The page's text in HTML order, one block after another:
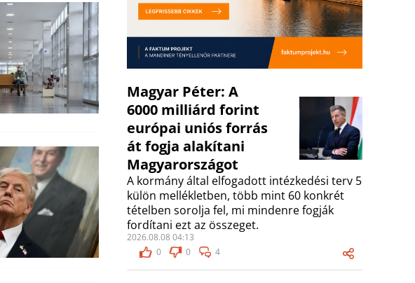
Magyar Péter: A
6000 milliárd forint
európai uniós forrás
át fogja alakítani
Magyarországot
A kormány által elfogadott intézkedési terv 5
külön mellékletben, több mint 60 konkrét
tételben sorolja fel, mi mindenre fogják
fordítani ezt az összeget.
2026.08.08 04:13
0
0 4